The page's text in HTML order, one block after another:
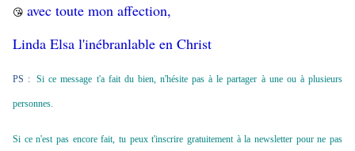
😘 avec toute mon affection,
Linda Elsa l'inébranlable en Christ
PS : Si ce message t'a fait du bien, n'hésite pas à le partager à une ou à plusieurs
personnes.
Si ce n'est pas encore fait, tu peux t'inscrire gratuitement à la newsletter pour ne pas